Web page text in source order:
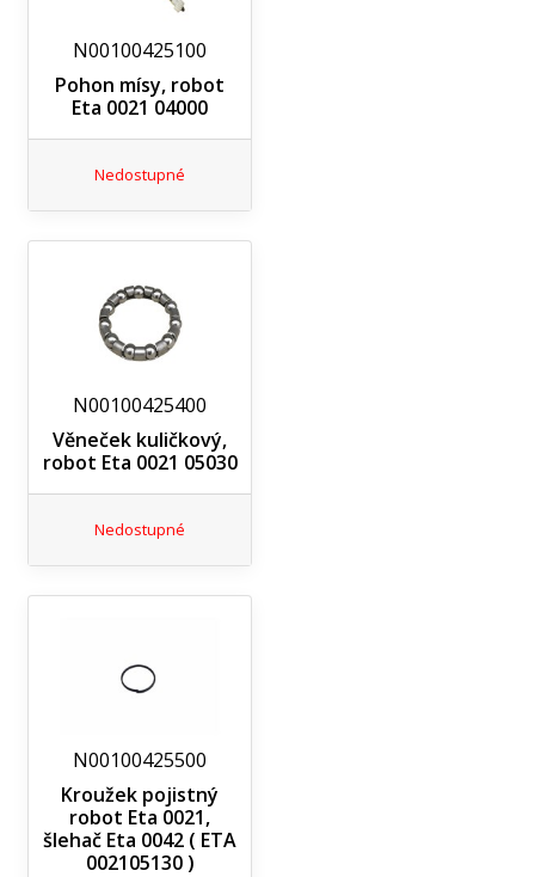
N00100425100
Pohon mísy, robot
Eta 0021 04000
Nedostupné
N00100425400
Věneček kuličkový,
robot Eta 0021 05030
Nedostupné
N00100425500
Kroužek pojistný
robot Eta 0021,
šlehač Eta 0042 ( ETA
002105130 )